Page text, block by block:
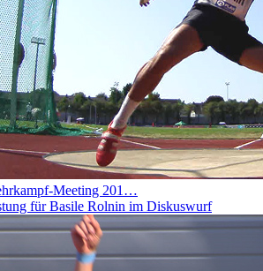
Meeting 201…
für Basile Rolnin im Diskuswurf